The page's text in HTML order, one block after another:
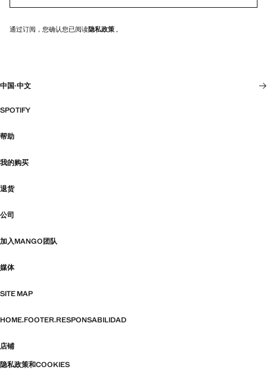
通过订阅，您确认您已阅读隐私政策
中国·中文
SPOTIFY
帮助
我的购买
退货
公司
加入MANGO团队
媒体
SITE MAP
HOME.FOOTER.RESPONSABILIDAD
店铺
隐私政策和COOKIES